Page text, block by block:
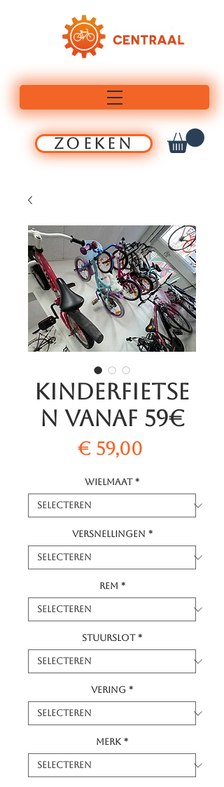
ZOEKEN
Kinderfietse
n vanaf 59€
€ 59,00
Wielmaat *
Versnellingen *
Rem *
Stuurslot *
Vering *
Merk *